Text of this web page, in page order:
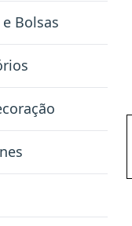
Bolsas